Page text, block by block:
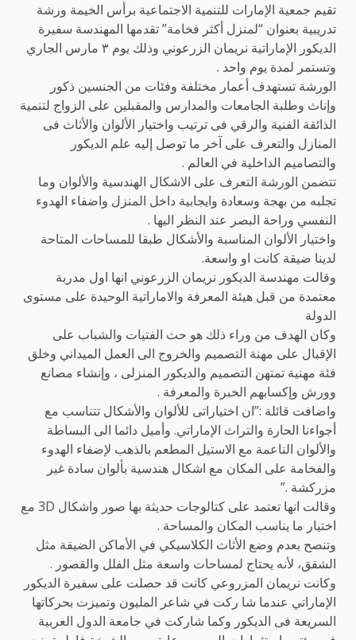
تقيم جمعية الإمارات للتنمية الاجتماعية برأس الخيمة ورشة
تدريبية بعنوان “لمنزل أكثر فخامة” تقدمها المهندسة سفيرة
الديكور الإماراتية نريمان الزرعوني وذلك يوم ٣ مارس الجاري
وتستمر لمدة يوم واحد .
الورشة تستهدف أعمار مختلفة وفئات من الجنسين ذكور
وإناث وطلبة الجامعات والمدارس والمقبلين على الزواج لتنمية
الذائقة الفنية والرقي فى ترتيب واختيار الألوان والأثاث فى
المنازل والتعرف على آخر ما توصل إليه علم الديكور
والتصاميم الداخلية في العالم .
تتضمن الورشة التعرف على الاشكال الهندسية والألوان وما
تجلبه من بهجة وسعادة وايجابية داخل المنزل واضفاء الهدوء
النفسي وراحة البصر عند النظر اليها .
واختيار الألوان المناسبة والأشكال طبقا للمساحات المتاحة
لدينا ضيقة كانت او واسعة.
وقالت مهندسة الديكور نريمان الزرعوني انها اول مدربة
معتمدة من قبل هيئة المعرفة والاماراتية الوحيدة على مستوى
الدولة
وكان الهدف من وراء ذلك هو حث الفتيات والشباب على
الإقبال على مهنة التصميم والخروج الى العمل الميداني وخلق
فئة مهنية تمتهن التصميم والديكور المنزلى ، وإنشاء مصانع
وورش وإكسابهم الخبرة والمعرفة .
واضافت قائلة :”ان اختياراتى للألوان والأشكال تتناسب مع
أجواءنا الحارة والتراث الإماراتي. وأميل دائما الى البساطة
والألوان الناعمة مع الاستيل المطعم بالذهب لإضفاء الهدوء
والفخامة على المكان مع اشكال هندسية بألوان سادة غير
مزركشة .”
وقالت انها تعتمد على كتالوجات حديثة بها صور واشكال 3D مع
اختيار ما يناسب المكان والمساحة .
وتنصح بعدم وضع الأثاث الكلاسيكي في الأماكن الضيقة مثل
الشقق، لأنه يحتاج لمساحات واسعة مثل الفلل والقصور .
وكانت نريمان المزروعي كانت قد حصلت على سفيرة الديكور
الإماراتي عندما شا ركت في شاعر المليون وتميزت بحركاتها
السريعة فى الديكور وكما شاركت في جامعة الدول العربية